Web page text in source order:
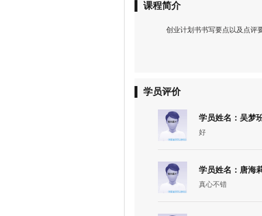
课程简介
创业计划书书写要点以及点评
学员评价
学员姓名：吴梦
好
学员姓名：唐海
真心不错